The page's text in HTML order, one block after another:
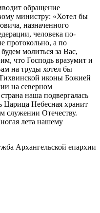
обращение
министру: «Хотел бы
назначенного
человека по-
протокольно, а по
молиться за Вас,
что Господь вразумит и
на труды хотел бы
иконы Божией
на северном
наша подвергалась
Царица Небесная хранит
служении Отечеству.
лета нашему
Архангельской епархии